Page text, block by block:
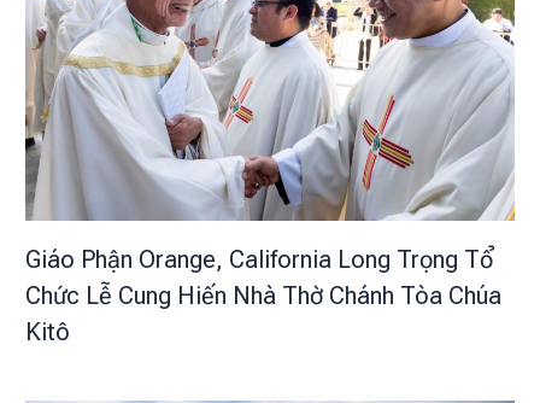
Giáo Phận Orange, California Long Trọng Tổ
Chức Lễ Cung Hiến Nhà Thờ Chánh Tòa Chúa
Kitô